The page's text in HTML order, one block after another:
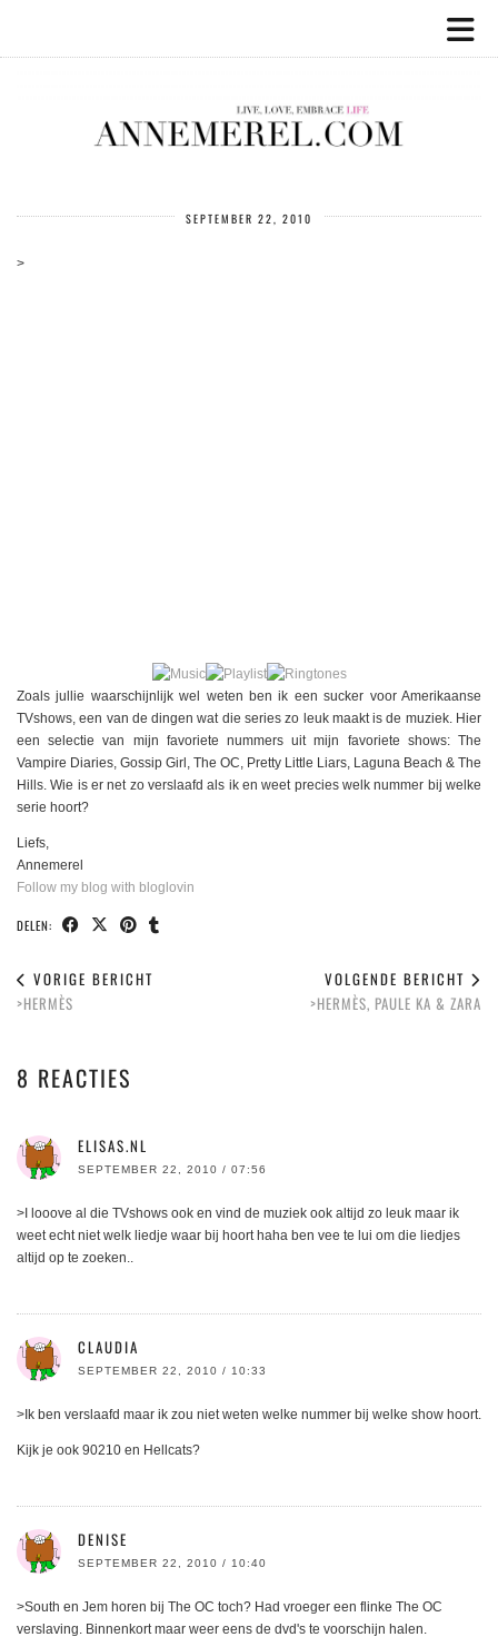
SEPTEMBER 22, 2010
>
Zoals jullie waarschijnlijk wel weten ben ik een sucker voor Amerikaanse
TVshows, een van de dingen wat die series zo leuk maakt is de muziek. Hier
een selectie van mijn favoriete nummers uit mijn favoriete shows: The
Vampire Diaries, Gossip Girl, The OC, Pretty Little Liars, Laguna Beach & The
Hills. Wie is er net zo verslaafd als ik en weet precies welk nummer bij welke
serie hoort?
Liefs,
Annemerel
Follow my blog with bloglovin
DELEN:
VORIGE BERICHT
>HERMÈS
VOLGENDE BERICHT
>HERMÈS, PAULE KA & ZARA
8 REACTIES
ELISAS.NL
SEPTEMBER 22, 2010 / 07:56
>I looove al die TVshows ook en vind de muziek ook altijd zo leuk maar ik
weet echt niet welk liedje waar bij hoort haha ben vee te lui om die liedjes
altijd op te zoeken..
CLAUDIA
SEPTEMBER 22, 2010 / 10:33
>Ik ben verslaafd maar ik zou niet weten welke nummer bij welke show hoort.
Kijk je ook 90210 en Hellcats?
DENISE
SEPTEMBER 22, 2010 / 10:40
>South en Jem horen bij The OC toch? Had vroeger een flinke The OC
verslaving. Binnenkort maar weer eens de dvd's te voorschijn halen.